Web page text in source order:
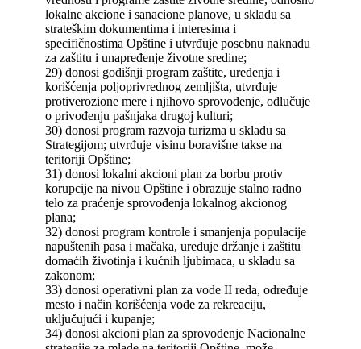
lokalne akcione i sanacione planove, u skladu sa
strateškim dokumentima i interesima i
specifičnostima Opštine i utvrđuje posebnu naknadu
za zaštitu i unapređenje životne sredine;
29) donosi godišnji program zaštite, uređenja i
korišćenja poljoprivrednog zemljišta, utvrđuje
protiverozione mere i njihovo sprovođenje, odlučuje
o privođenju pašnjaka drugoj kulturi;
30) donosi program razvoja turizma u skladu sa
Strategijom; utvrđuje visinu boravišne takse na
teritoriji Opštine;
31) donosi lokalni akcioni plan za borbu protiv
korupcije na nivou Opštine i obrazuje stalno radno
telo za praćenje sprovođenja lokalnog akcionog
plana;
32) donosi program kontrole i smanjenja populacije
napuštenih pasa i mačaka, uređuje držanje i zaštitu
domaćih životinja i kućnih ljubimaca, u skladu sa
zakonom;
33) donosi operativni plan za vode II reda, određuje
mesto i način korišćenja vode za rekreaciju,
uključujući i kupanje;
34) donosi akcioni plan za sprovođenje Nacionalne